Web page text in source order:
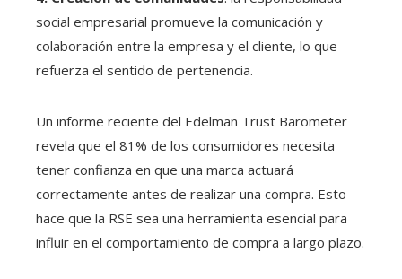
social empresarial promueve la comunicación y
colaboración entre la empresa y el cliente, lo que
refuerza el sentido de pertenencia.
Un informe reciente del Edelman Trust Barometer
revela que el 81% de los consumidores necesita
tener confianza en que una marca actuará
correctamente antes de realizar una compra. Esto
hace que la RSE sea una herramienta esencial para
influir en el comportamiento de compra a largo plazo.